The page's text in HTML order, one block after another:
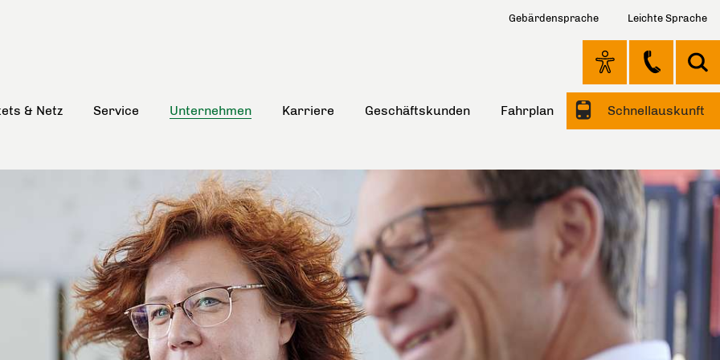
Gebärdensprache Leichte Sprache
& Netz Service Unternehmen Karriere Geschäftskunden Fahrplan Schnellauskunft